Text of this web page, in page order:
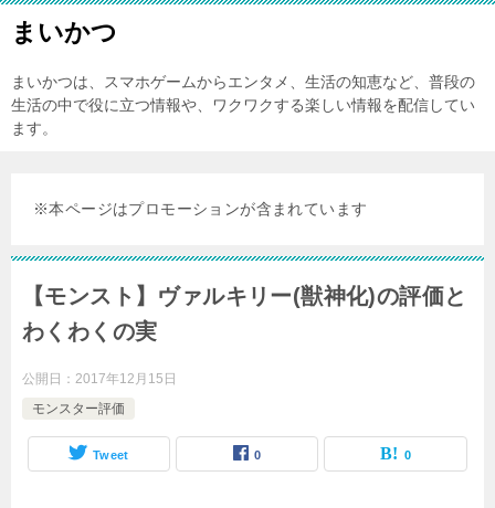
まいかつ
まいかつは、スマホゲームからエンタメ、生活の知恵など、普段の
生活の中で役に立つ情報や、ワクワクする楽しい情報を配信してい
ます。
※本ページはプロモーションが含まれています
【モンスト】ヴァルキリー(獣神化)の評価と
わくわくの実
公開日： 2017年12月15日
モンスター評価
Tweet 0 0